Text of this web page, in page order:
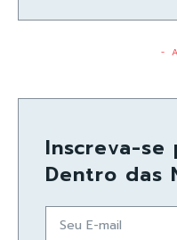
-
Inscreva-se
Dentro das